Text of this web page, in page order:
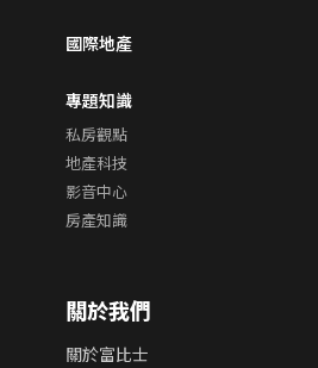
國際地產
專題知識
私房觀點
地產科技
影音中心
房產知識
關於我們
關於富比士